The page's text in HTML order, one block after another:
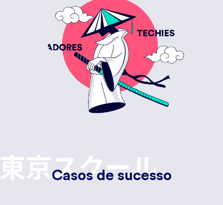
Casos de sucesso